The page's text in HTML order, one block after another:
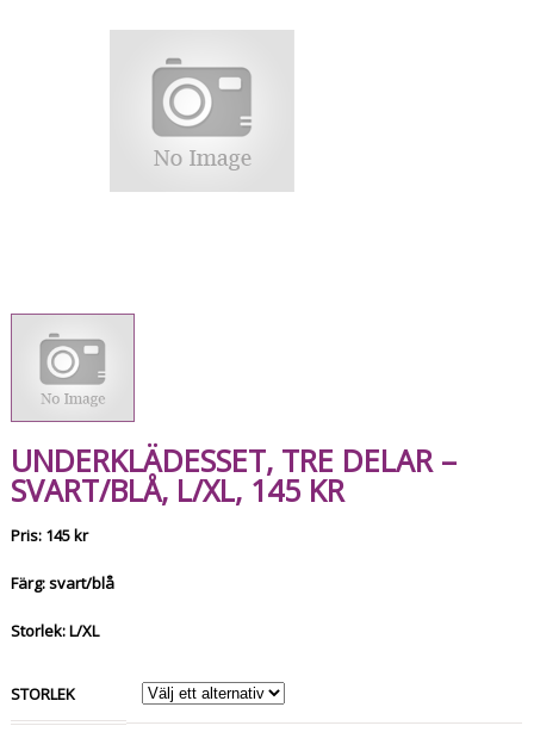
UNDERKLÄDESSET, TRE DELAR –
SVART/BLÅ, L/XL, 145 KR
Pris: 145 kr
Färg: svart/blå
Storlek: L/XL
STORLEK